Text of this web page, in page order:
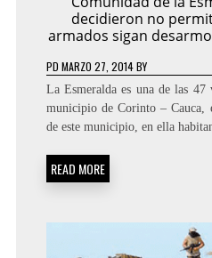
decidieron no
armados sigan
PD MARZO 27, 2014BY
La Esmeralda es una de las 47
municipio de Corinto – Cauca,
de este municipio, en ella
READ MORE